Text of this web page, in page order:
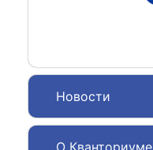
Новости
О Кванториуме